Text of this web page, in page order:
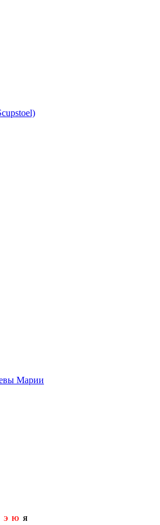
Э Ю Я